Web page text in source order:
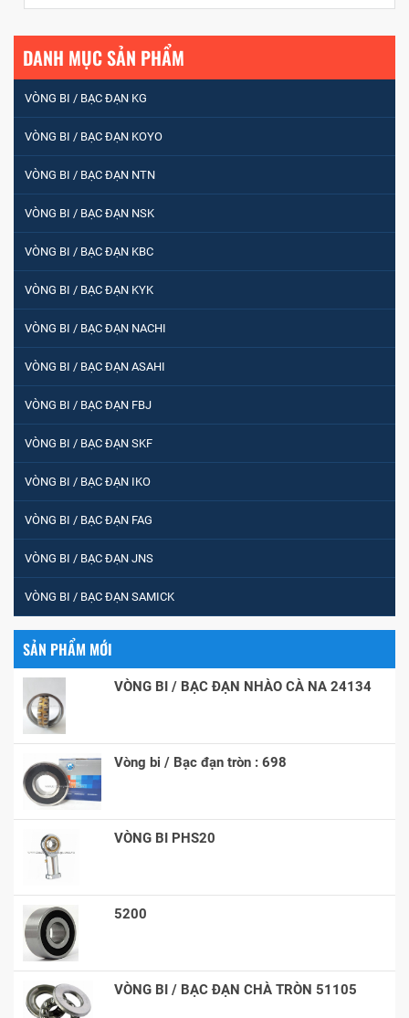
DANH MỤC SẢN PHẨM
VÒNG BI / BẠC ĐẠN KG
VÒNG BI / BẠC ĐẠN KOYO
VÒNG BI / BẠC ĐẠN NTN
VÒNG BI / BẠC ĐẠN NSK
VÒNG BI / BẠC ĐẠN KBC
VÒNG BI / BẠC ĐẠN KYK
VÒNG BI / BẠC ĐẠN NACHI
VÒNG BI / BẠC ĐẠN ASAHI
VÒNG BI / BẠC ĐẠN FBJ
VÒNG BI / BẠC ĐẠN SKF
VÒNG BI / BẠC ĐẠN IKO
VÒNG BI / BẠC ĐẠN FAG
VÒNG BI / BẠC ĐẠN JNS
VÒNG BI / BẠC ĐẠN SAMICK
SẢN PHẨM MỚI
VÒNG BI / BẠC ĐẠN NHÀO CÀ NA 24134
Vòng bi / Bạc đạn tròn : 698
VÒNG BI PHS20
5200
VÒNG BI / BẠC ĐẠN CHÀ TRÒN 51105